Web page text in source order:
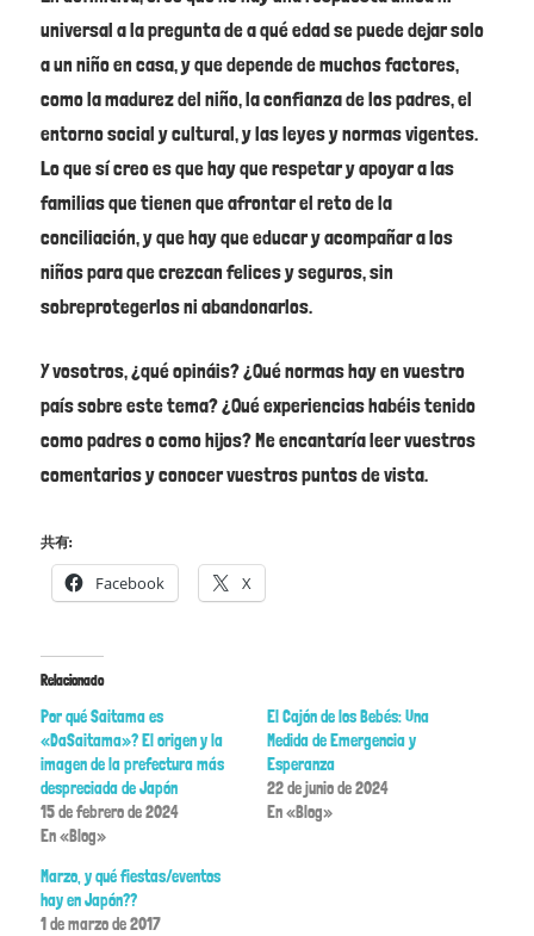
universal a la pregunta de a qué edad se puede dejar solo
a un niño en casa, y que depende de muchos factores,
como la madurez del niño, la confianza de los padres, el
entorno social y cultural, y las leyes y normas vigentes.
Lo que sí creo es que hay que respetar y apoyar a las
familias que tienen que afrontar el reto de la
conciliación, y que hay que educar y acompañar a los
niños para que crezcan felices y seguros, sin
sobreprotegerlos ni abandonarlos.
Y vosotros, ¿qué opináis? ¿Qué normas hay en vuestro
país sobre este tema? ¿Qué experiencias habéis tenido
como padres o como hijos? Me encantaría leer vuestros
comentarios y conocer vuestros puntos de vista.
共有:
Facebook X
Relacionado
Por qué Saitama es
«DaSaitama»? El origen y la
imagen de la prefectura más
despreciada de Japón
15 de febrero de 2024
En «Blog»
El Cajón de los Bebés: Una
Medida de Emergencia y
Esperanza
22 de junio de 2024
En «Blog»
Marzo, y qué fiestas/eventos
hay en Japón??
1 de marzo de 2017